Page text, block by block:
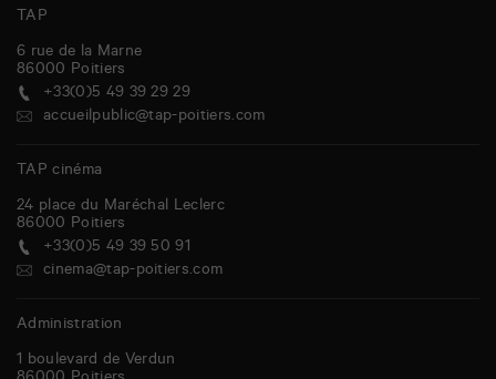
TAP
6 rue de la Marne
86000 Poitiers
+33(0)5 49 39 29 29
accueilpublic@tap-poitiers.com
TAP cinéma
24 place du Maréchal Leclerc
86000 Poitiers
+33(0)5 49 39 50 91
cinema@tap-poitiers.com
Administration
1 boulevard de Verdun